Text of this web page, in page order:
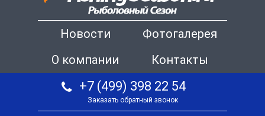
Новости
Фотогалерея
О компании
Контакты
+7 (499) 398 22 54
Заказать обратный звонок